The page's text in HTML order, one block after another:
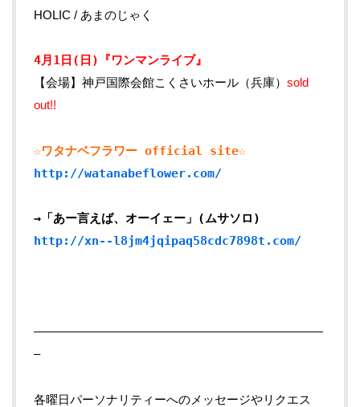
HOLIC / あまのじゃく
4月1日(日)『ワンマンライブ』
【会場】神戸国際会館こくさいホール（兵庫） sold
out!!
☆ワタナベフラワー official site☆
http://watanabeflower.com/
→「あー言えば、オーイェー」(ムサソロ)
http://xn--l8jm4jqipaq58cdc7898t.com/
————————————————————————
–
各曜日パーソナリティーへのメッセージやリクエス